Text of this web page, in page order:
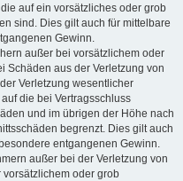
auf ein vorsätzliches oder grob
sind. Dies gilt auch für mittelbare
Gewinn.
außer bei vorsätzlichem oder
Schäden aus der Verletzung von
Verletzung wesentlicher
die bei Vertragsschluss
und im übrigen der Höhe nach
begrenzt. Dies gilt auch
entgangenen Gewinn.
außer bei der Verletzung von
oder grob